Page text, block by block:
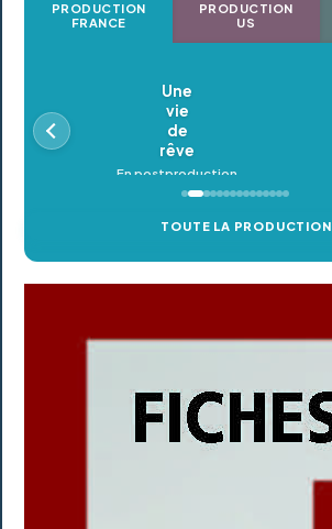
PRODUCTION
FRANCE
PRODUCTION
US
Oldeupe
En postproduction
TOUTE LA PRODUCTION